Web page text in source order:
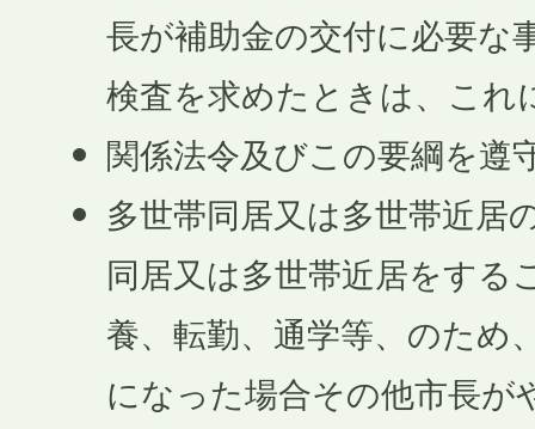
長が補助金の交付に必要な
検査を求めたときは、これ
関係法令及びこの要綱を遵
多世帯同居又は多世帯近居
同居又は多世帯近居をす
養、転勤、通学等、のため
になった場合その他市長が